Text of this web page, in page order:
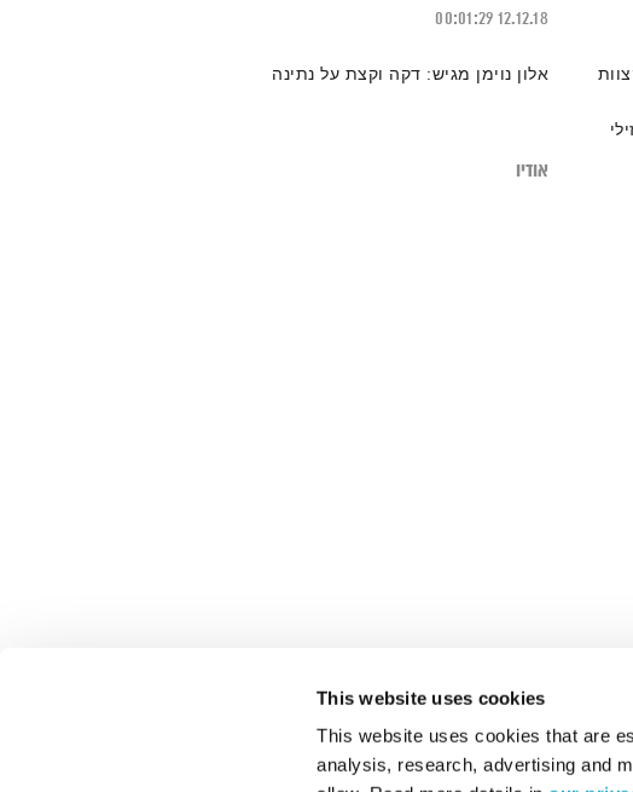
This website uses cookies
This website uses cookies that are
analysis, research, advertising and
12.12.18
00:01:29
אלון נוימן מגיש: דקה וקצת על נתינה
אודיו